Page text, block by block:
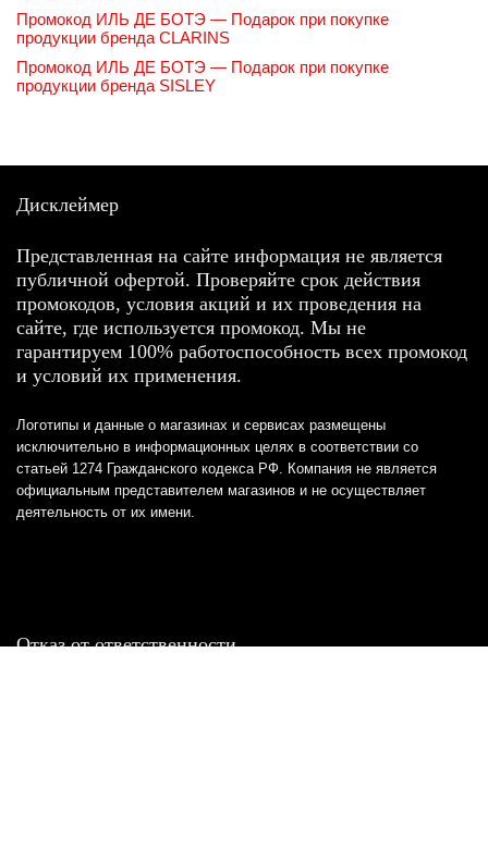
Промокод ИЛЬ ДЕ БОТЭ — Подарок при покупке
продукции бренда CLARINS
Промокод ИЛЬ ДЕ БОТЭ — Подарок при покупке
продукции бренда SISLEY
Дисклеймер
Представленная на сайте информация не является
публичной офертой. Проверяйте срок действия
промокодов, условия акций и их проведения на
сайте, где используется промокод. Мы не
гарантируем 100% работоспособность всех промокод
и условий их применения.
Логотипы и данные о магазинах и сервисах размещены
исключительно в информационных целях в соответствии со
статьей 1274 Гражданского кодекса РФ. Компания не является
официальным представителем магазинов и не осуществляет
деятельность от их имени.
Отказ от ответственности